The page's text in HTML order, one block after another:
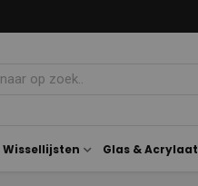
Wissellijsten Glas & Acrylaat